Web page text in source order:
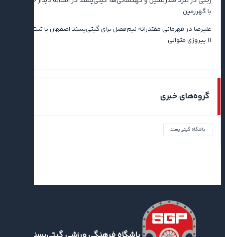
با گهرزمین
علیرضا در قهرمانی مقتدرانه نیم‌فصل برای گیتی‌پسند اصفهان با ثبت رکورد
۱۱ پیروزی متوالی
گروه‌های خبری
باشگاه گیتی‌پسند